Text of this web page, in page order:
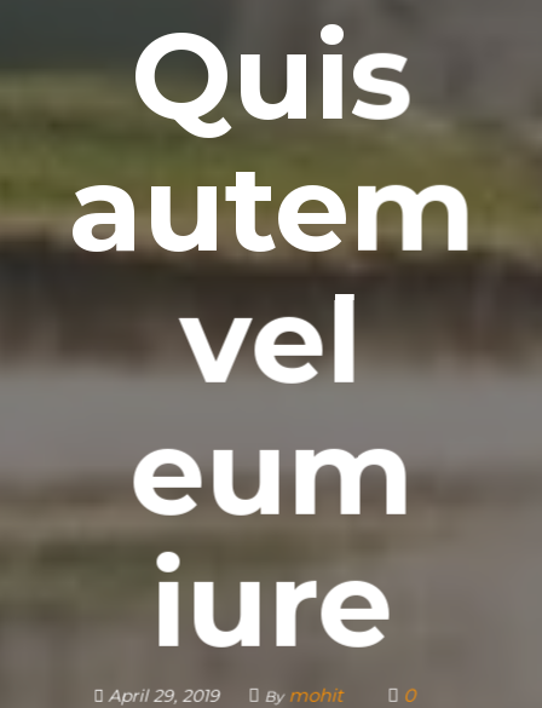
Quis
autem
vel
eum
iure
April 29, 2019 By mohit 0